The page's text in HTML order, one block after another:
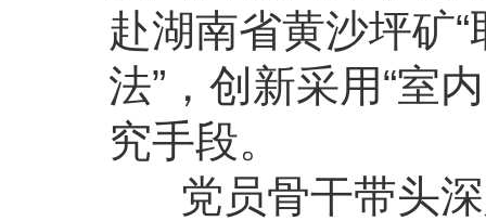
赴湖南省黄沙坪矿
法”，创新采用“室
究手段。
党员骨干带头深